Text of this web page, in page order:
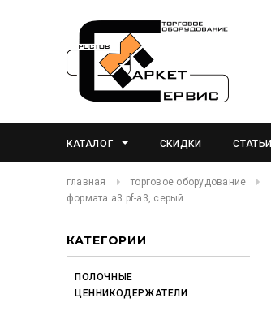
КАТАЛОГ СКИДКИ СТАТЬИ
главная торговое оборудование
формата а3 pf-a3, серый
КАТЕГОРИИ
ПОЛОЧНЫЕ
ЦЕННИКОДЕРЖАТЕЛИ